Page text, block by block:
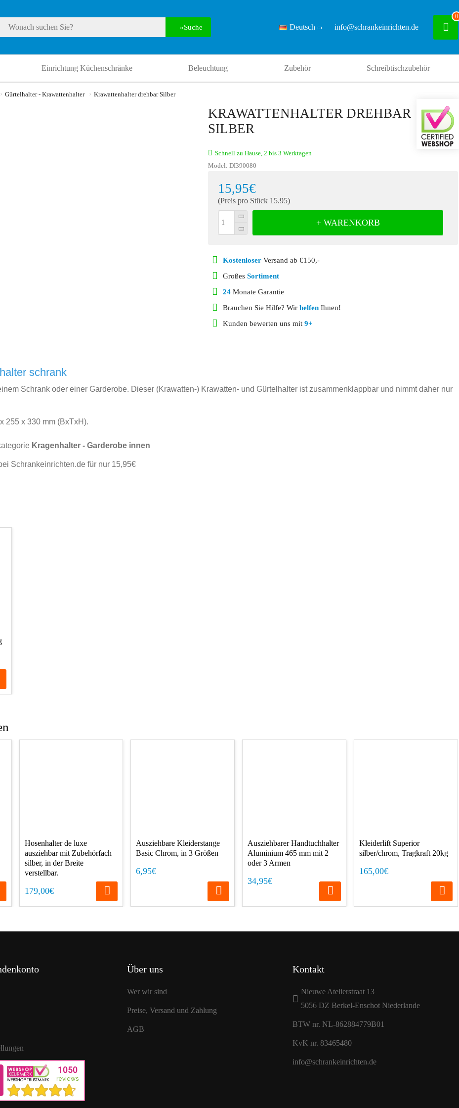
Suche Deutsch info@schrankeinrichten.de
0
Einrichtung Küchenschränke Beleuchtung Zubehör Schreibtischzubehör
Gürtelhalter - Krawattenhalter Krawattenhalter drehbar Silber
KRAWATTENHALTER DREHBAR
SILBER
Schnell zu Hause, 2 bis 3 Werktagen
Model: DI390080
15,95€
(Preis pro Stück 15.95)
+ WARENKORB
KostenloserVersand ab €150,-
Großes Sortiment
24Monate Garantie
Brauchen Sie Hilfe? Wir helfenIhnen!
Kunden bewerten uns mit 9+
schrank
Schrank oder einer Garderobe. Dieser (Krawatten-) Krawatten- und Gürtelhalter ist zusammenklappbar und nimmt daher nur
255 x 330 mm (BxTxH).
Kragenhalter - Garderobe innen
Schrankeinrichten.de für nur 15,95€
Hosenhalter de luxe
ausziehbar mit Zubehörfach
silber, in der Breite
verstellbar.
179,00€
Ausziehbare Kleiderstange
Basic Chrom, in 3 Größen
6,95€
Ausziehbarer Handtuchhalter
Aluminium 465 mm mit 2
oder 3 Armen
34,95€
Kleiderlift Superior
silber/chrom, Tragkraft 20kg
165,00€
Über uns
Wer wir sind
Preise, Versand und Zahlung
AGB
Kontakt
Nieuwe Atelierstraat 13
5056 DZ Berkel-Enschot Niederlande
BTW nr. NL-862884779B01
KvK nr. 83465480
info@schrankeinrichten.de